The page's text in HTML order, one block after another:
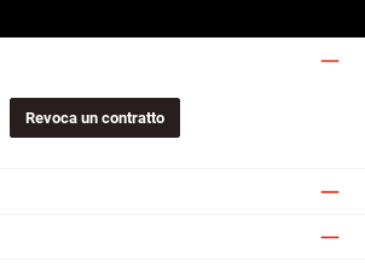
Revoca un contratto